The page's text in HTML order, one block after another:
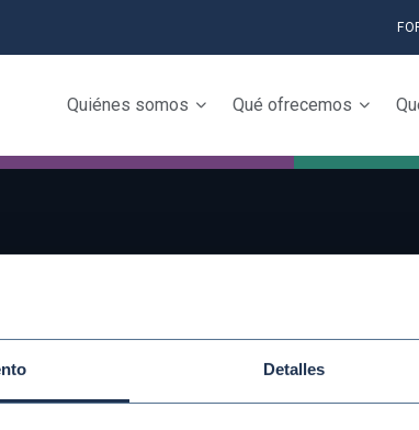
Detalles
Quiénes somos Qué ofrecemos
Sostenible